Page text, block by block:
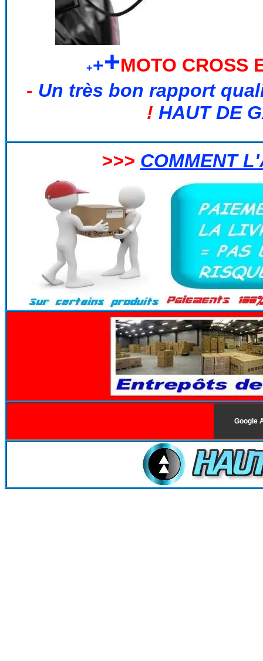
+++MOTO CROSS
- Un très bon rapport
! HAUT DE
>>> COMMENT
Google